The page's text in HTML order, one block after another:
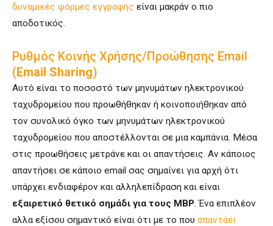
δυναμικές φόρμες εγγραφής είναι μακράν ο πιο
αποδοτικός.
Ρυθμός Κοινής Χρήσης/προώθησης Email
(Email Sharing)
Αυτό είναι το ποσοστό των μηνυμάτων ηλεκτρονικού
ταχυδρομείου που προωθήθηκαν ή κοινοποιήθηκαν από
τον συνολικό όγκο των μηνυμάτων ηλεκτρονικού
ταχυδρομείου που αποστέλλονται σε μια καμπάνια. Μέσα
στις προωθήσεις μετράνε και οι απαντήσεις. Αν κάποιος
απαντήσει σε κάποιο email σας σημαίνει για αρχή ότι
υπάρχει ενδιαφέρον και αλληλεπίδραση και είναι
εξαιρετικό θετικό σημάδι για τους MBP. Ένα επιπλέον
αλλα εξίσου σημαντικό είναι ότι με το που απαντάει